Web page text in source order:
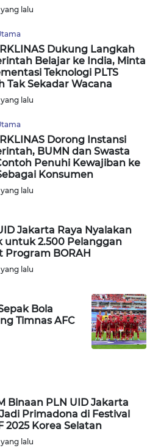
lalu
Dukung Langkah
Belajar ke India, Minta
Teknologi PLTS
Tak Sekadar Wacana
lalu
Dorong Instansi
BUMN dan Swasta
Penuhi Kewajiban ke
Konsumen
lalu
Jakarta Raya Nyalakan
untuk 2.500 Pelanggan
Program BORAH
lalu
Bola
Timnas AFC
Binaan PLN UID Jakarta
Primadona di Festival
2025 Korea Selatan
lalu